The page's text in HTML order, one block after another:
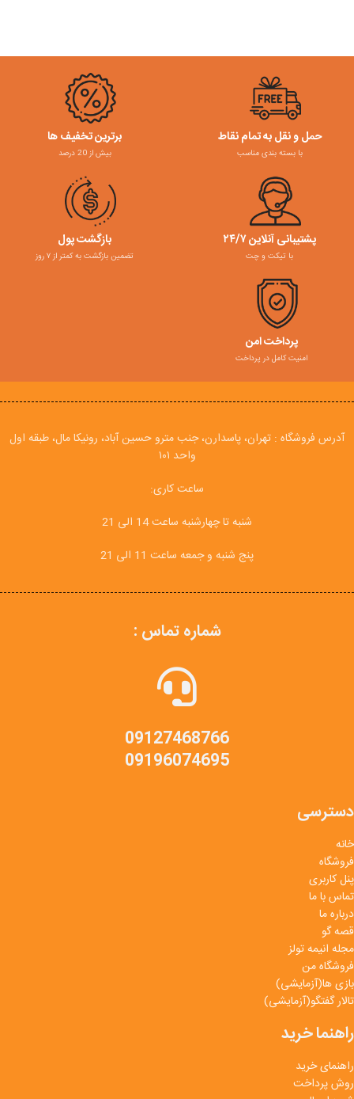
حمل و نقل به تمام نقاط
با بسته بندی مناسب
برترین تخفیف ها
بیش از 20 درصد
پشتیبانی آنلاین ۲۴/۷
با تیکت و چت
بازگشت پول
تضمین بازگشت به کمتر از ۷ روز
پرداخت امن
امنیت کامل در پرداخت
آدرس فروشگاه : تهران، پاسدارن، جنب مترو حسین آباد، رونیکا مال، طبقه اول
واحد ۱۰۱
ساعت کاری:
شنبه تا چهارشنبه ساعت 14 الی 21
پنج شنبه و جمعه ساعت 11 الی 21
شماره تماس :
09127468766
09196074695
دسترسی
خانه
فروشگاه
پنل کاربری
تماس با ما
درباره ما
قصه گو
مجله انیمه تولز
فروشگاه من
بازی ها(آزمایشی)
تالار گفتگو(آزمایشی)
راهنما خرید
راهنمای خرید
روش پرداخت